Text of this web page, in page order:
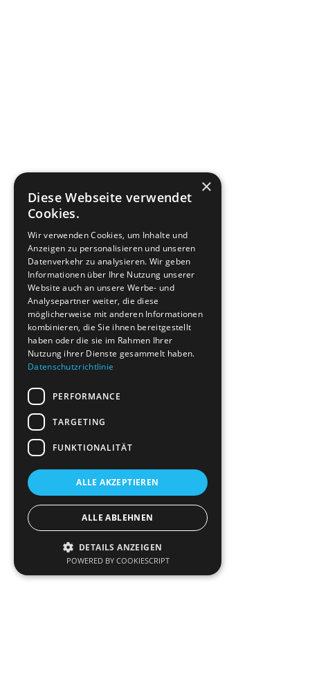
×
Diese Webseite verwendet
Cookies.
Wir verwenden Cookies, um Inhalte und
Anzeigen zu personalisieren und unseren
Datenverkehr zu analysieren. Wir geben
Informationen über Ihre Nutzung unserer
Website auch an unsere Werbe- und
Analysepartner weiter, die diese
möglicherweise mit anderen Informationen
kombinieren, die Sie ihnen bereitgestellt
haben oder die sie im Rahmen Ihrer
Nutzung ihrer Dienste gesammelt haben.
Datenschutzrichtlinie
PERFORMANCE
TARGETING
FUNKTIONALITÄT
ALLE AKZEPTIEREN
ALLE ABLEHNEN
DETAILS ANZEIGEN
POWERED BY COOKIESCRIPT